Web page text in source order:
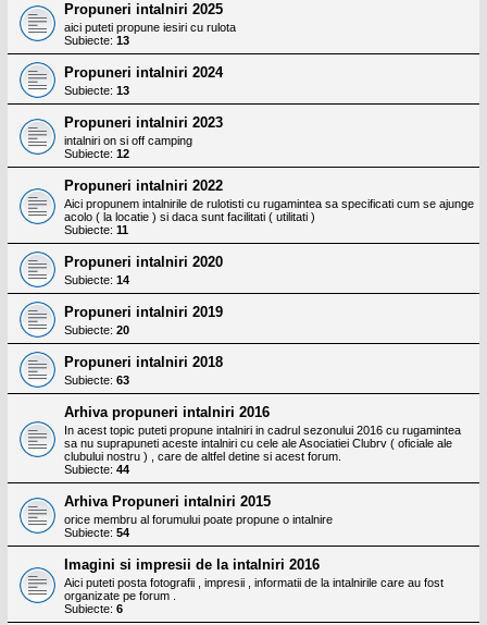
Propuneri intalniri 2025
aici puteti propune iesiri cu rulota
Subiecte: 13
Propuneri intalniri 2024
Subiecte: 13
Propuneri intalniri 2023
intalniri on si off camping
Subiecte: 12
Propuneri intalniri 2022
Aici propunem intalnirile de rulotisti cu rugamintea sa specificati cum se ajunge
acolo ( la locatie ) si daca sunt facilitati ( utilitati )
Subiecte: 11
Propuneri intalniri 2020
Subiecte: 14
Propuneri intalniri 2019
Subiecte: 20
Propuneri intalniri 2018
Subiecte: 63
Arhiva propuneri intalniri 2016
In acest topic puteti propune intalniri in cadrul sezonului 2016 cu rugamintea
sa nu suprapuneti aceste intalniri cu cele ale Asociatiei Clubrv ( oficiale ale
clubului nostru ) , care de altfel detine si acest forum.
Subiecte: 44
Arhiva Propuneri intalniri 2015
orice membru al forumului poate propune o intalnire
Subiecte: 54
Imagini si impresii de la intalniri 2016
Aici puteti posta fotografii , impresii , informatii de la intalnirile care au fost
organizate pe forum .
Subiecte: 6